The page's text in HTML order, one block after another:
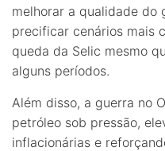
melhorar a qualidade do
precificar cenários mais
queda da Selic mesmo
alguns períodos.
Além disso, a guerra no
petróleo sob pressão,
inflacionárias e